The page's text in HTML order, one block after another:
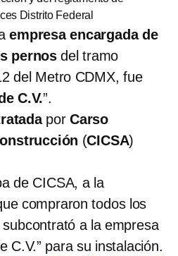
Distrito Federal
empresa encargada de
pernos del tramo
del Metro CDMX, fue
C.V.”.
porCarso
(CICSA)
de CICSA, a la
compraron todos los
a la empresa
C.V.” para su instalación.